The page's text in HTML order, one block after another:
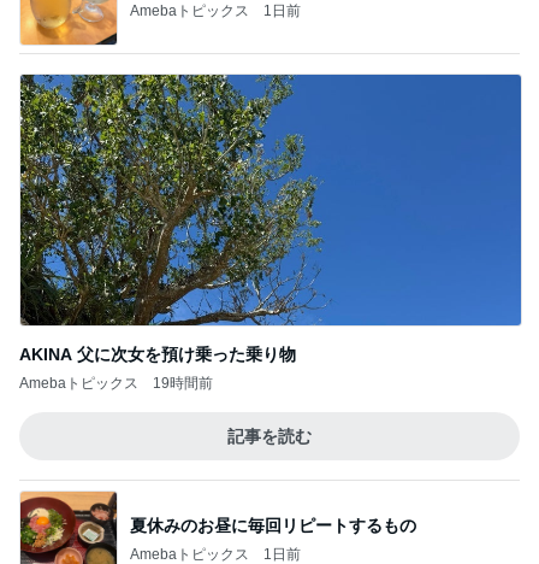
Amebaトピックス 1日前
AKINA 父に次女を預け乗った乗り物
Amebaトピックス 19時間前
記事を読む
夏休みのお昼に毎回リピートするもの
Amebaトピックス 1日前